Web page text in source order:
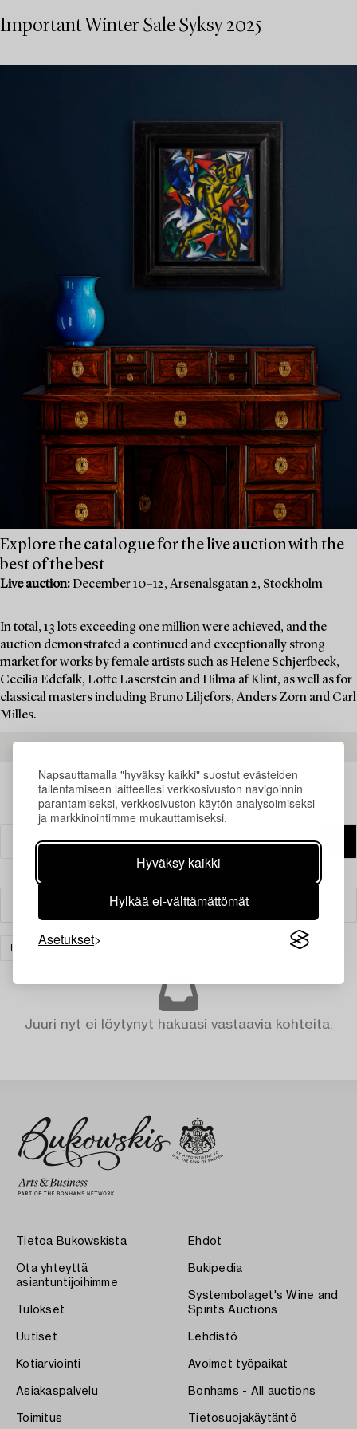
Napsauttamalla "hyväksy kaikki" suostut evästeiden
tallentamiseen laitteellesi verkkosivuston navigoinnin
parantamiseksi, verkkosivuston käytön analysoimiseksi
ja markkinointimme mukauttamiseksi.
Hyväksy kaikki
Hylkää ei-välttämättömät
Asetukset
Important Winter Sale Syksy 2025
Explore the catalogue for the live auction with the
best of the best
Live auction: December 10–12, Arsenalsgatan 2, Stockholm
In total, 13 lots exceeding one million were achieved, and the
auction demonstrated a continued and exceptionally strong
market for works by female artists such as Helene Schjerfbeck,
Cecilia Edefalk, Lotte Laserstein and Hilma af Klint, as well as for
classical masters including Bruno Liljefors, Anders Zorn and Carl
Milles.
Suodatin
HOPEA JA ARVOESINEET
Juuri nyt ei löytynyt hakuasi vastaavia kohteita.
Tietoa Bukowskista
Ota yhteyttä
asiantuntijoihimme
Tulokset
Uutiset
Kotiarviointi
Asiakaspalvelu
Toimitus
Ehdot
Bukipedia
Systembolaget's Wine and
Spirits Auctions
Lehdistö
Avoimet työpaikat
Bonhams - All auctions
Tietosuojakäytäntö